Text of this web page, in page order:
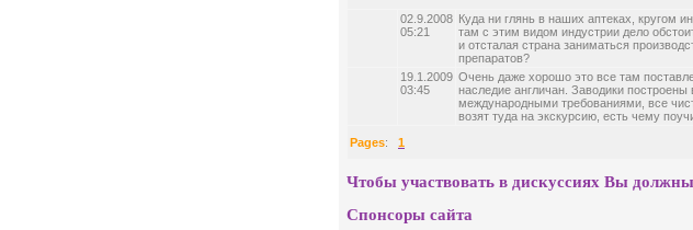
02.9.2008
05:21
Куда ни глянь в наших аптеках, кругом
там с этим видом индустрии дело
и отсталая страна заниматься
препаратов?
19.1.2009
03:45
Очень даже хорошо это все там
наследие англичан. Заводики построены
международными требованиями, все
возят туда на экскурсию, есть чему
Pages: 1
Чтобы участвовать в дискуссиях Вы должны
Спонсоры сайта